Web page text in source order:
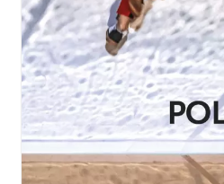
JANVIER-MARS 2026
N°258
Scènes polonaises